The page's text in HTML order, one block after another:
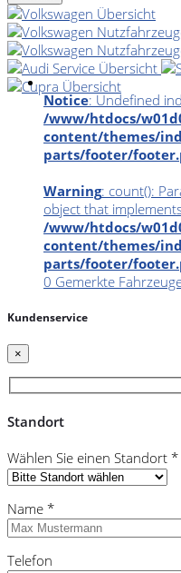
Notice: Undefined
/www/htdocs/
content/themes/
parts/footer/
Warning: count():
object that
/www/htdocs/
content/themes/
parts/footer/
0 Gemerkte
Kundenservice
×
Standort
Wählen Sie einen Standort *
Name *
Telefon